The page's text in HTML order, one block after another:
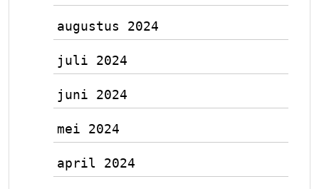
augustus 2024
juli 2024
juni 2024
mei 2024
april 2024